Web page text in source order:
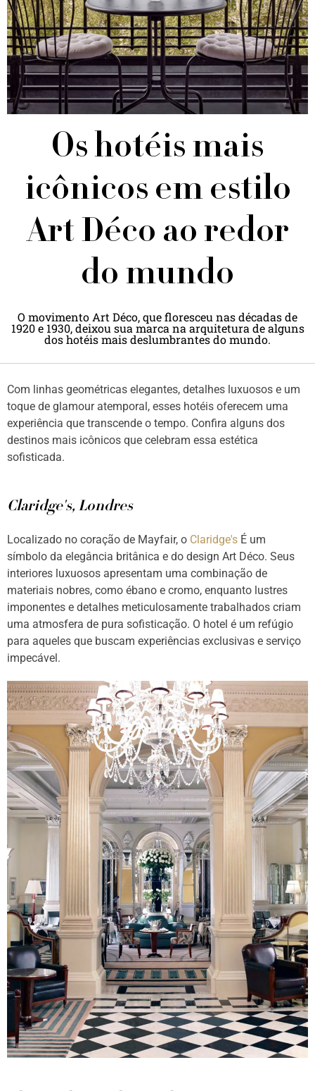
Os hotéis mais
icônicos em estilo
Art Déco ao redor
do mundo
O movimento Art Déco, que floresceu nas décadas de
1920 e 1930, deixou sua marca na arquitetura de alguns
dos hotéis mais deslumbrantes do mundo.
Com linhas geométricas elegantes, detalhes luxuosos e um
toque de glamour atemporal, esses hotéis oferecem uma
experiência que transcende o tempo. Confira alguns dos
destinos mais icônicos que celebram essa estética
sofisticada.
Claridge's, Londres
Localizado no coração de Mayfair, o Claridge's É um
símbolo da elegância britânica e do design Art Déco. Seus
interiores luxuosos apresentam uma combinação de
materiais nobres, como ébano e cromo, enquanto lustres
imponentes e detalhes meticulosamente trabalhados criam
uma atmosfera de pura sofisticação. O hotel é um refúgio
para aqueles que buscam experiências exclusivas e serviço
impecável.